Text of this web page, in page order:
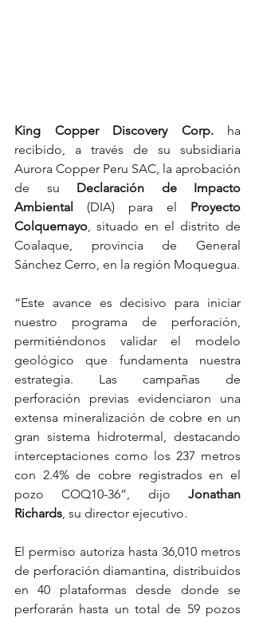
King Copper Discovery Corp. ha
recibido, a través de su subsidiaria
Aurora Copper Peru SAC, la aprobación
de su Declaración de Impacto
Ambiental (DIA) para el Proyecto
Colquemayo, situado en el distrito de
Coalaque, provincia de General
Sánchez Cerro, en la región Moquegua.
“Este avance es decisivo para iniciar
nuestro programa de perforación,
permitiéndonos validar el modelo
geológico que fundamenta nuestra
estrategia. Las campañas de
perforación previas evidenciaron una
extensa mineralización de cobre en un
gran sistema hidrotermal, destacando
interceptaciones como los 237 metros
con 2.4% de cobre registrados en el
pozo COQ10-36”, dijo Jonathan
Richards, su director ejecutivo.
El permiso autoriza hasta 36,010 metros
de perforación diamantina, distribuidos
en 40 plataformas desde donde se
perforarán hasta un total de 59 pozos